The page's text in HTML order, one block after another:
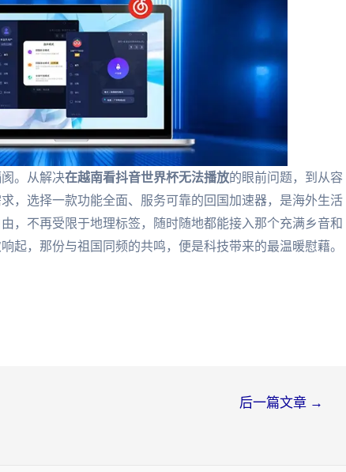
。从解决在越南看抖音世界杯无法播放的眼前问题，到从容
，选择一款功能全面、服务可靠的回国加速器，是海外生活
，不再受限于地理标签，随时随地都能接入那个充满乡音和
起，那份与祖国同频的共鸣，便是科技带来的最温暖慰藉。
后一篇文章 →